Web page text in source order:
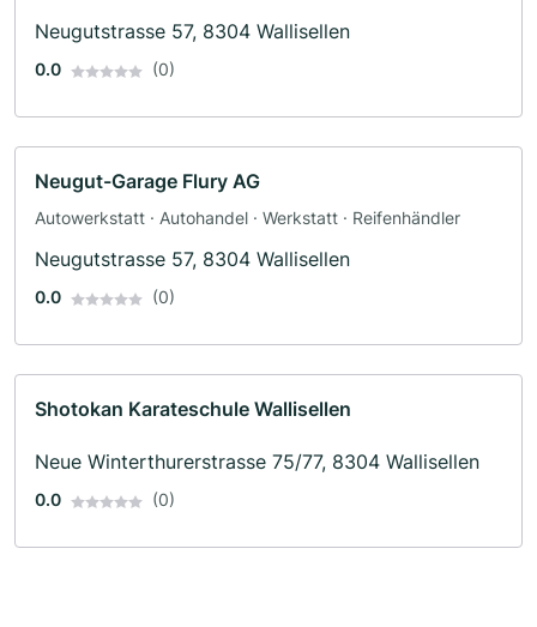
Neugutstrasse 57, 8304 Wallisellen
0.0 (0)
Neugut-Garage Flury AG
Autowerkstatt · Autohandel · Werkstatt · Reifenhändler
Neugutstrasse 57, 8304 Wallisellen
0.0 (0)
Shotokan Karateschule Wallisellen
Neue Winterthurerstrasse 75/77, 8304 Wallisellen
0.0 (0)